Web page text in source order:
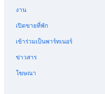
งาน
เปิดขายที่พัก
เข้าร่วมเป็นพาร์ทเนอร์
ข่าวสาร
โฆษณา